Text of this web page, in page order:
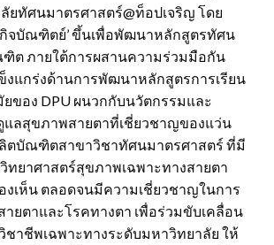
ลัยทัศนมาตรศาสตร์@ท็อปเจริญ โดย
จบัณฑิตย์’ ขึ้นเพื่อพัฒนาหลักสูตรทัศน
ต ภายใต้การผสานความร่วมมือกัน
งแกร่งด้านการพัฒนาหลักสูตรการเรียน
ของ DPU ผนวกกับนวัตกรรมและ
แลสุขภาพสายตาที่เชี่ยวชาญของแว่น
ตบัณฑิตสาขาวิชาทัศนมาตรศาสตร์ ที่มี
ทยาศาสตร์สุขภาพเฉพาะทางสายตา
งเห็น ตลอดจนมีความเชี่ยวชาญในการ
ายตาและโรคทางตา เพื่อร่วมขับเคลื่อน
ชาชีพเฉพาะทางระดับมหาวิทยาลัย ให้